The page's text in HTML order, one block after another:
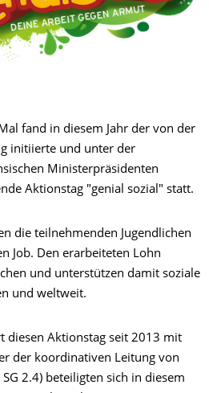
fand in diesem Jahr der von der
initiierte und unter der
Ministerpräsidenten
Aktionstag "genial sozial" statt.
die teilnehmenden Jugendlichen
Job. Den erarbeiteten Lohn
und unterstützen damit soziale
und weltweit.
diesen Aktionstag seit 2013 mit
der koordinativen Leitung von
2.4) beteiligten sich in diesem